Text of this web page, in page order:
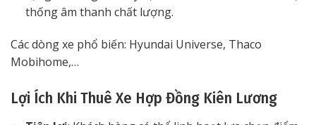
thống âm thanh chất lượng.
Các dòng xe phổ biến: Hyundai Universe, Thaco
Mobihome,…
Lợi Ích Khi Thuê Xe Hợp Đồng Kiên Lương